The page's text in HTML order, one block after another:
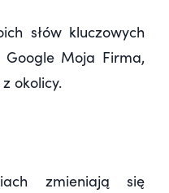
słów kluczowych
Moja Firma,
okolicy.
zmieniają się